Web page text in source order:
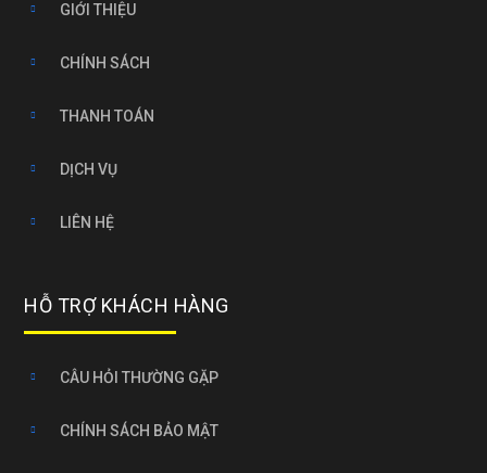
GIỚI THIỆU
CHÍNH SÁCH
THANH TOÁN
DỊCH VỤ
LIÊN HỆ
HỖ TRỢ KHÁCH HÀNG
CÂU HỎI THƯỜNG GẶP
CHÍNH SÁCH BẢO MẬT